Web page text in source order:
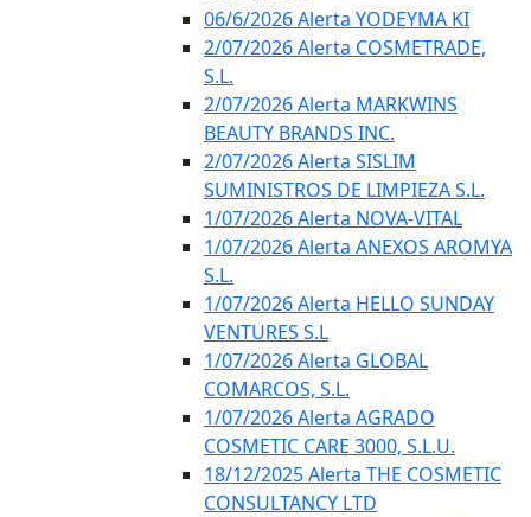
06/6/2026 Alerta YODEYMA KI
2/07/2026 Alerta COSMETRADE,
S.L.
2/07/2026 Alerta MARKWINS
BEAUTY BRANDS INC.
2/07/2026 Alerta SISLIM
SUMINISTROS DE LIMPIEZA S.L.
1/07/2026 Alerta NOVA-VITAL
1/07/2026 Alerta ANEXOS AROMYA
S.L.
1/07/2026 Alerta HELLO SUNDAY
VENTURES S.L
1/07/2026 Alerta GLOBAL
COMARCOS, S.L.
1/07/2026 Alerta AGRADO
COSMETIC CARE 3000, S.L.U.
18/12/2025 Alerta THE COSMETIC
CONSULTANCY LTD